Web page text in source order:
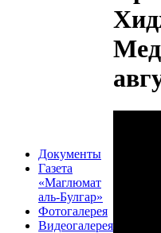
Документы
Газета
«Маглюмат
аль-Булгар»
Фотогалерея
Видеогалерея